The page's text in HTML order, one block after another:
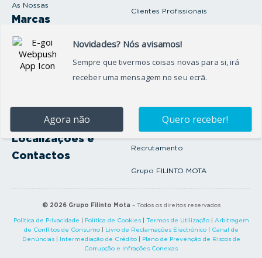
As Nossas
Marcas
Produtos e serviços
Oficina
Onde Estamos
Localizações e
Contactos
Clientes Profissionais
Seguros Protector
Artigos e Notícias
Recrutamento
Grupo FILINTO MOTA
© 2026Grupo Filinto Mota – Todos os direitos reservados
Política de Privacidade | Política de Cookies| Termos de Utilização| Arbitragem
de Conflitos de Consumo| Livro de Reclamações Electrónico| Canal de
Denúncias| Intermediação de Crédito| Plano de Prevenção de Riscos de
Corrupção e Infrações Conexas